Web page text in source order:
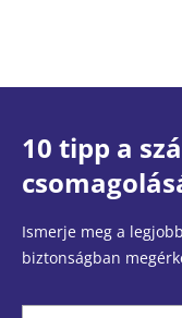
10 tipp a
Ismerje meg a
biztonságban